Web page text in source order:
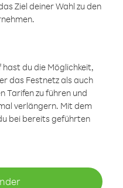
Ziel deiner Wahl zu den
du die Möglichkeit,
das Festnetz als auch
Tarifen zu führen und
verlängern. Mit dem
bei bereits geführten